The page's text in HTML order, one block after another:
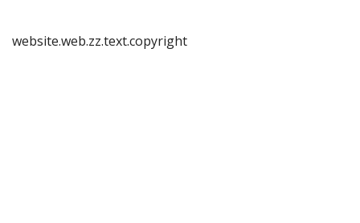
website.web.zz.text.copyright